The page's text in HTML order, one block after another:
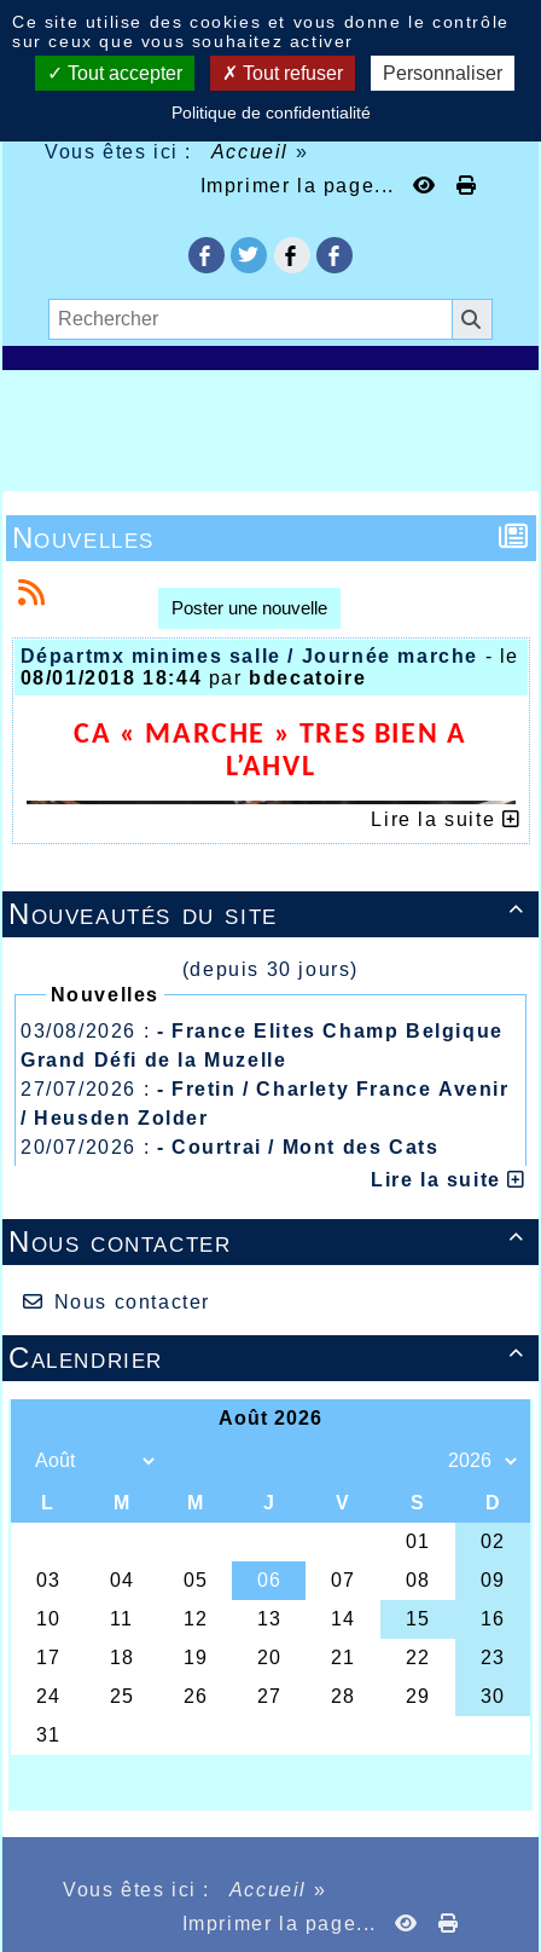
Vous êtes ici : Accueil »
Imprimer la page...

Nouveautés du site
(depuis 30 jours)
Nouvelles
03/08/2026 : - France Elites Champ Belgique
Grand Défi de la Muzelle
27/07/2026 : - Fretin / Charlety France Avenir
/ Heusden Zolder
20/07/2026 : - Courtrai / Mont des Cats
- Lyon / Meeting Abeilles /Lire la suite

Nous contacter
Nous contacter

Calendrier
Nouvelles
Poster une nouvelle
Départmx minimes salle / Journée marche - le
08/01/2018 18:44 par bdecatoire
CA « MARCHE » TRES BIEN A
L’AHVL
record du club d’athlétisme d’Halluin a été établi à
l’occasion des championnats Départementaux
minimes en salle qui se sont déroulés à Liévin où la
jeune minime Léa Van Lierde devait établir un beau
l’épreuve en 18.45.05, belle performance de Léa
38ème
place du triathlon réalisant 7.92 sur le 50m
plat ainsi que 3m63 au saut en longueur, les 3
épreuves devaient lui rapporter 71 points, sur ce
championnat, il fallait faire également ressortir la
place au triathlon de Lucie Julien qui devait
réaliser un très bon 50m plat en 7.46, sauter 1m24
en hauteur et 4m17 en longueur totalisant 73
filles classées.
Le lendemain à la journée qualificative de marche
en salle, la cadette Auriane Laval devait elle aussi
Lire la suite
Vous êtes ici : Accueil »
Imprimer la page...
Ce site utilise des cookies et vous donne le contrôle
sur ceux que vous souhaitez activer
Tout accepter Tout refuser Personnaliser
Politique de confidentialité